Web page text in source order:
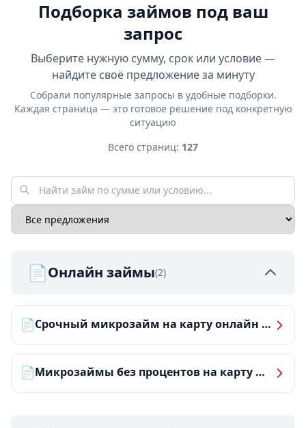
Подборка займов под ваш
запрос
Выберите нужную сумму, срок или условие —
найдите своё предложение за минуту
Собрали популярные запросы в удобные подборки.
Каждая страница — это готовое решение под конкретную
ситуацию
Всего страниц: 127
📄Онлайн займы(2)
📄 Срочный микрозайм на карту онлайн — получить деньги за 5 минут
📄 Микрозаймы без процентов на карту — ТОП-10 за 2026 год